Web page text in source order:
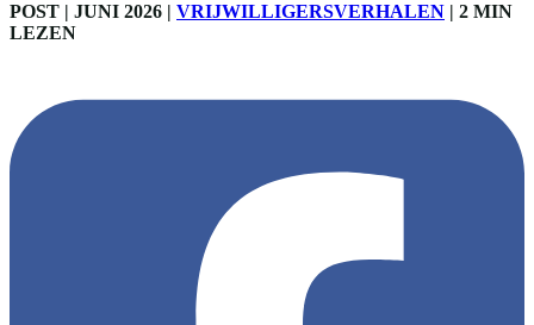
POST | JUNI 2026 | VRIJWILLIGERSVERHALEN | 2 MIN
LEZEN